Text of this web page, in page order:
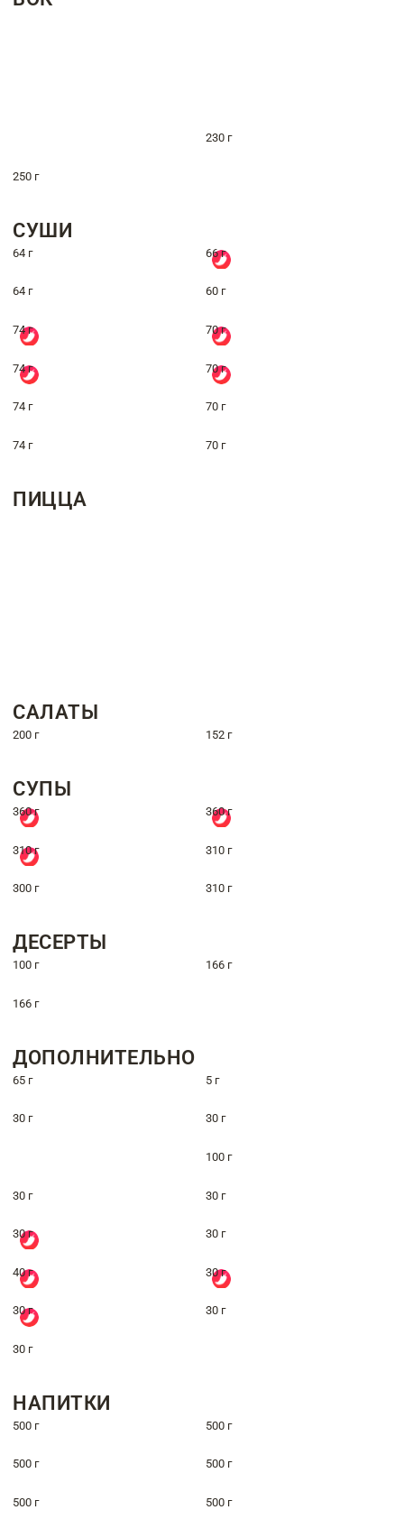
230 г
250 г
СУШИ
64 г 66 г
64 г 60 г
74 г 70 г
74 г 70 г
74 г 70 г
74 г 70 г
ПИЦЦА
САЛАТЫ
200 г 152 г
СУПЫ
360 г 360 г
310 г 310 г
300 г 310 г
ДЕСЕРТЫ
100 г 166 г
166 г
ДОПОЛНИТЕЛЬНО
65 г 5 г
30 г 30 г
100 г
30 г 30 г
30 г 30 г
40 г 30 г
30 г 30 г
30 г
НАПИТКИ
500 г 500 г
500 г 500 г
500 г 500 г